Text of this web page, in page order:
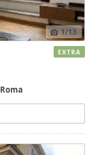
1/13
Roma
EXTRA